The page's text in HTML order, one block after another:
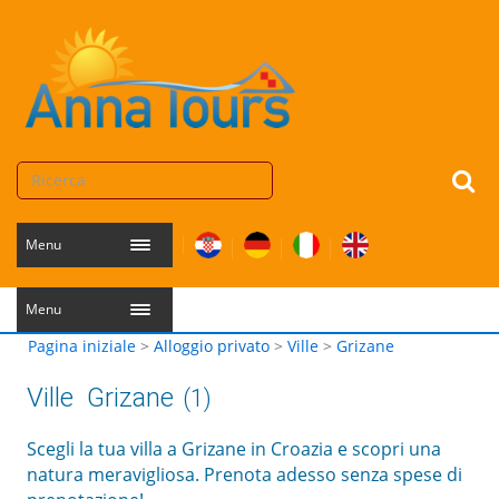
Menu
Menu
Pagina iniziale > Alloggio privato > Ville > Grizane
Ville Grizane (1)
Scegli la tua villa a Grizane in Croazia e scopri una
natura meravigliosa. Prenota adesso senza spese di